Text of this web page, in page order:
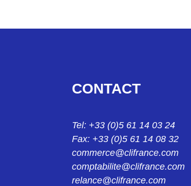
C/PU 031 M SC 6 FICHE CU031 13 40 13
C/PU 031 M SC7 FICHE CU031 13 40 14
CU0312240
C/EU 031 F EMBASE CU031 22 40
CONTACT
Tel: +33 (0)5 61 14 03 24
Fax: +33 (0)5 61 14 08 32
commerce@clifrance.com
comptabilite@clifrance.com
relance@clifrance.com